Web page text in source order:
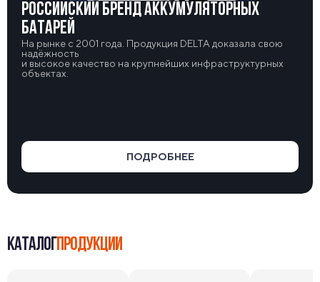
РОССИЙСКИЙ БРЕНД АККУМУЛЯТОРНЫХ
БАТАРЕЙ
На рынке с 2001 года. Продукция DELTA доказала свою
надёжность
и высокое качество на крупнейших инфраструктурных
объектах.
ПОДРОБНЕЕ
КАТАЛОГПРОДУКЦИИ